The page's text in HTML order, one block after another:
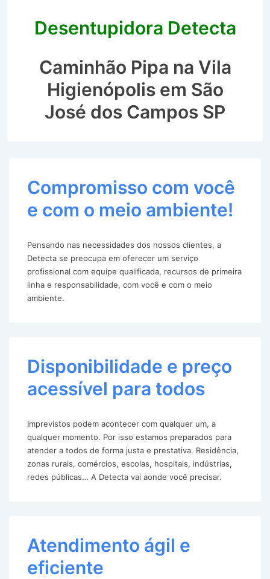
Desentupidora Detecta
Caminhão Pipa na Vila
Higienópolis em São
José dos Campos SP
Compromisso com você
e com o meio ambiente!
Pensando nas necessidades dos nossos clientes, a
Detecta se preocupa em oferecer um serviço
profissional com equipe qualificada, recursos de primeira
linha e responsabilidade, com você e com o meio
ambiente.
Disponibilidade e preço
acessível para todos
Imprevistos podem acontecer com qualquer um, a
qualquer momento. Por isso estamos preparados para
atender a todos de forma justa e prestativa. Residência,
zonas rurais, comércios, escolas, hospitais, indústrias,
redes públicas… A Detecta vai aonde você precisar.
Atendimento ágil e
eficiente